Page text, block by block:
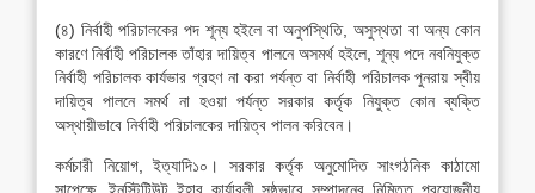
(৪) নির্বাহী পরিচালকের পদ শূন্য হইলে বা অনুপস্থিতি, অসুস্থতা বা অন্য কোন
কারণে নির্বাহী পরিচালক তাঁহার দায়িত্ব পালনে অসমর্থ হইলে, শূন্য পদে নবনিযুক্ত
নির্বাহী পরিচালক কার্যভার গ্রহণ না করা পর্যন্ত বা নির্বাহী পরিচালক পুনরায় স্বীয়
দায়িত্ব পালনে সমর্থ না হওয়া পর্যন্ত সরকার কর্তৃক নিযুক্ত কোন ব্যক্তি
অস্থায়ীভাবে নির্বাহী পরিচালকের দায়িত্ব পালন করিবেন।
কর্মচারী নিয়োগ, ইত্যাদি১০। সরকার কর্তৃক অনুমোদিত সাংগঠনিক কাঠামো